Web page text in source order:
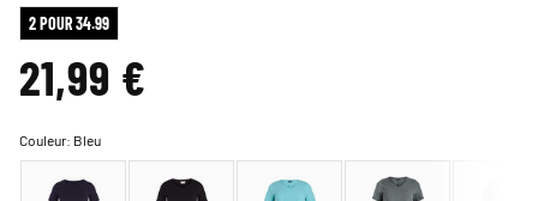
2 POUR 34.99
21,99 €
Couleur: Bleu